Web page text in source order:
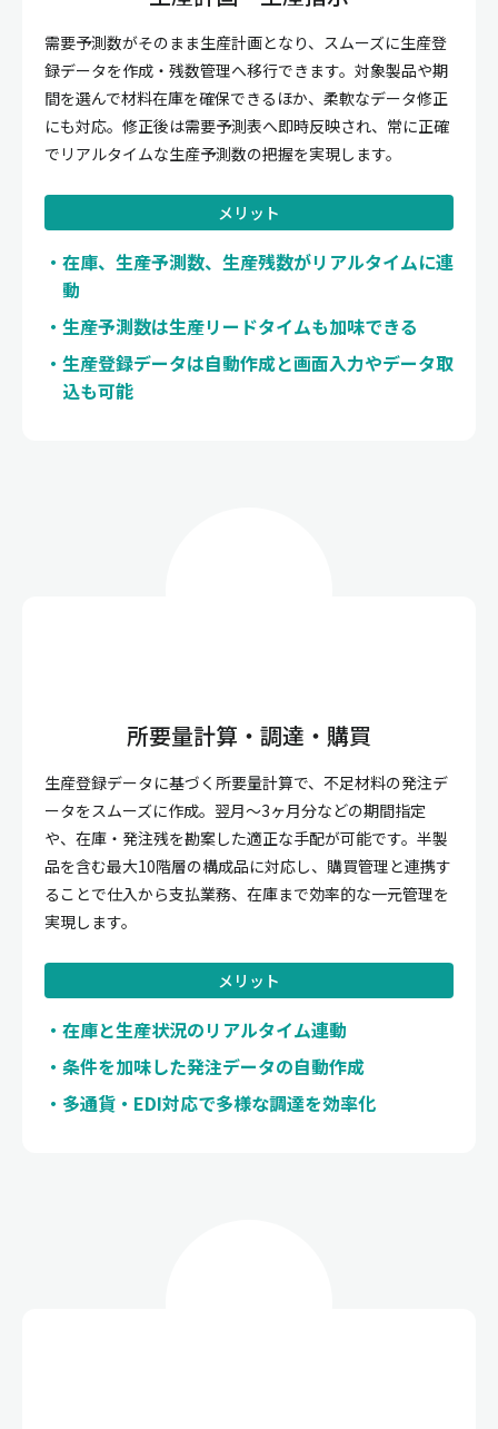
需要予測数がそのまま生産計画となり、スムーズに生産登
録データを作成・残数管理へ移行できます。対象製品や期
間を選んで材料在庫を確保できるほか、柔軟なデータ修正
にも対応。修正後は需要予測表へ即時反映され、常に正確
でリアルタイムな生産予測数の把握を実現します。
メリット
在庫、生産予測数、生産残数がリアルタイムに連
動
生産予測数は生産リードタイムも加味できる
生産登録データは自動作成と画面入力やデータ取
込も可能
所要量計算・調達・購買
生産登録データに基づく所要量計算で、不足材料の発注デ
ータをスムーズに作成。翌月〜3ヶ月分などの期間指定
や、在庫・発注残を勘案した適正な手配が可能です。半製
品を含む最大10階層の構成品に対応し、購買管理と連携す
ることで仕入から支払業務、在庫まで効率的な一元管理を
実現します。
メリット
在庫と生産状況のリアルタイム連動
条件を加味した発注データの自動作成
多通貨・EDI対応で多様な調達を効率化